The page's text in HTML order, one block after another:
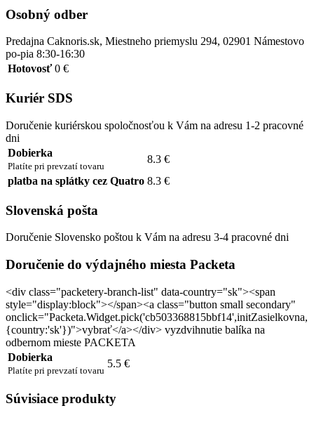
Osobný odber
Predajna Caknoris.sk, Miestneho priemyslu 294, 02901 Námestovo
po-pia 8:30-16:30
Hotovosť 0 €
Kuriér SDS
Doručenie kuriérskou spoločnosťou k Vám na adresu 1-2 pracovné
dni
Dobierka
Platíte pri prevzatí tovaru
8.3 €
platba na splátky cez Quatro 8.3 €
Slovenská pošta
Doručenie Slovensko poštou k Vám na adresu 3-4 pracovné dni
Doručenie do výdajného miesta Packeta
<div class="packetery-branch-list" data-country="sk"><span
style="display:block"></span><a class="button small secondary"
onclick="Packeta.Widget.pick('cb503368815bbf14',initZasielkovna,
{country:'sk'})">vybrať</a></div> vyzdvihnutie balíka na
odbernom mieste PACKETA
Dobierka
Platíte pri prevzatí tovaru
5.5 €
Súvisiace produkty